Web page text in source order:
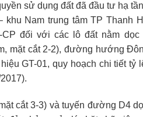
sử dụng đất đã đầu tư hạ
Nam trung tâm TP Thanh
đối với các lô đất nằm dọc
mặt cắt 2-2), đường hướng
GT-01, quy hoạch chi tiết tỷ
cắt 3-3) và tuyến đường D4